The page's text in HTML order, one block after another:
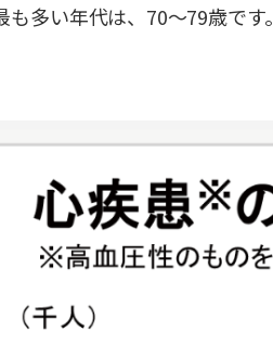
も多い年代は、70～79歳です。